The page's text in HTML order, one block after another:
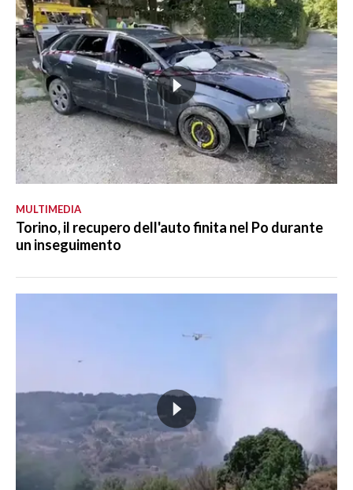
MULTIMEDIA
Torino, il recupero dell'auto finita nel Po durante
un inseguimento